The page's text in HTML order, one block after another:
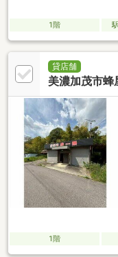
1階
貸店舗
美濃加茂市蜂
1階